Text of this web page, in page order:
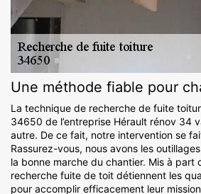
Une méthode fiable pour
La technique de recherche de fuite
34650 de l’entreprise Hérault rénov 34
autre. De ce fait, notre intervention se
Rassurez-vous, nous avons les
la bonne marche du chantier. Mis à part
recherche fuite de toit détiennent les
pour accomplir efficacement leur